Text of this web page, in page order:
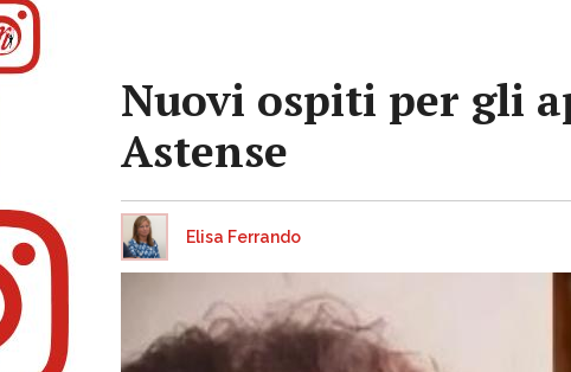
Nuovi ospiti per gli
Astense
Elisa Ferrando